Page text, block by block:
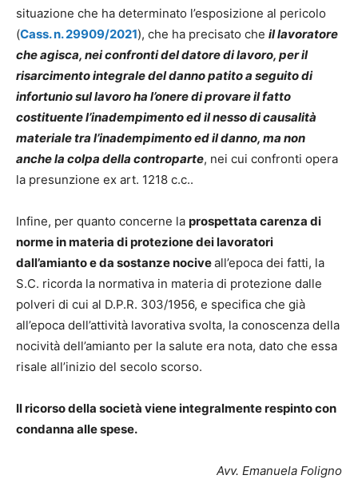
situazione che ha determinato l’esposizione al pericolo
(Cass. n. 29909/2021), che ha precisato che il lavoratore
che agisca, nei confronti del datore di lavoro, per il
risarcimento integrale del danno patito a seguito di
infortunio sul lavoro ha l’onere di provare il fatto
costituente l’inadempimento ed il nesso di causalità
materiale tra l’inadempimento ed il danno, ma non
anche la colpa della controparte, nei cui confronti opera
la presunzione ex art. 1218 c.c..
Infine, per quanto concerne la prospettata carenza di
norme in materia di protezione dei lavoratori
dall’amianto e da sostanze nociveall’epoca dei fatti, la
S.C. ricorda la normativa in materia di protezione dalle
polveri di cui al D.P.R. 303/1956, e specifica che già
all’epoca dell’attività lavorativa svolta, la conoscenza della
nocività dell’amianto per la salute era nota, dato che essa
risale all’inizio del secolo scorso.
Il ricorso della società viene integralmente respinto con
condanna alle spese.
Avv. Emanuela Foligno